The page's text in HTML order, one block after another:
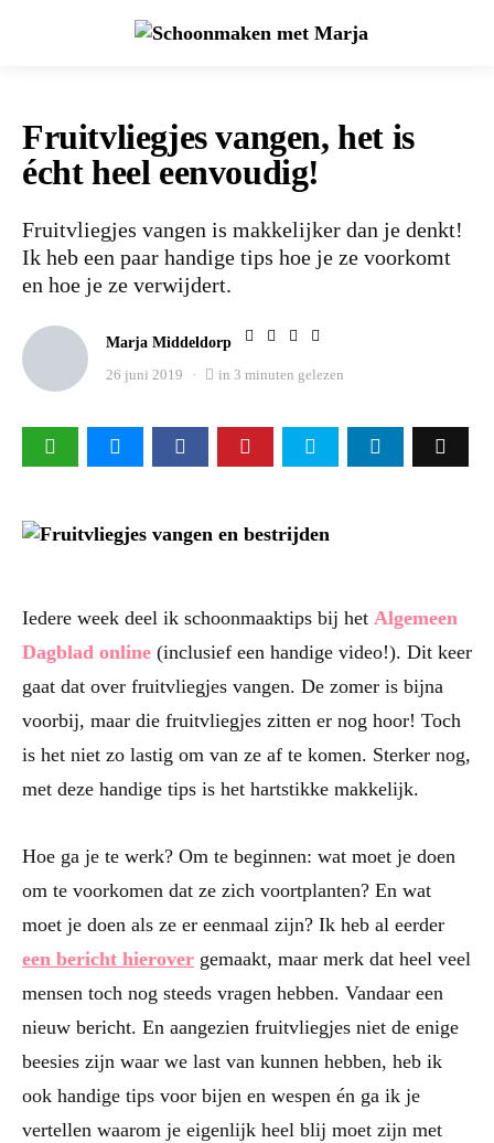
Fruitvliegjes vangen, het is
écht heel eenvoudig!
Fruitvliegjes vangen is makkelijker dan je denkt!
Ik heb een paar handige tips hoe je ze voorkomt
en hoe je ze verwijdert.
Marja Middeldorp
26 juni 2019
in 3 minuten gelezen
Iedere week deel ik schoonmaaktips bij het Algemeen
Dagblad online (inclusief een handige video!). Dit keer
gaat dat over fruitvliegjes vangen. De zomer is bijna
voorbij, maar die fruitvliegjes zitten er nog hoor! Toch
is het niet zo lastig om van ze af te komen. Sterker nog,
met deze handige tips is het hartstikke makkelijk.
Hoe ga je te werk? Om te beginnen: wat moet je doen
om te voorkomen dat ze zich voortplanten? En wat
moet je doen als ze er eenmaal zijn? Ik heb al eerder
een bericht hierover gemaakt, maar merk dat heel veel
mensen toch nog steeds vragen hebben. Vandaar een
nieuw bericht. En aangezien fruitvliegjes niet de enige
beesies zijn waar we last van kunnen hebben, heb ik
ook handige tips voor bijen en wespen én ga ik je
vertellen waarom je eigenlijk heel blij moet zijn met